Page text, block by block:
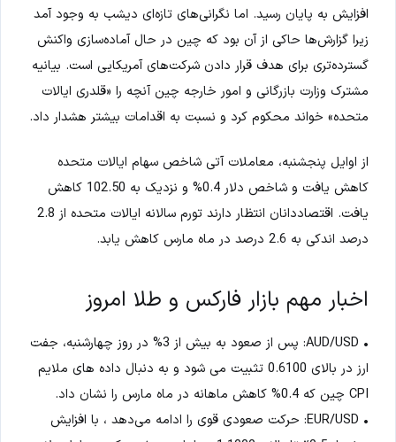
افزایش به پایان رسید. اما نگرانی‌های تازه‌ای دیشب به وجود آمد
زیرا گزارش‌ها حاکی از آن بود که چین در حال آماده‌سازی واکنش
گسترده‌تری برای هدف قرار دادن شرکت‌های آمریکایی است. بیانیه
مشترک وزارت بازرگانی و امور خارجه چین آنچه را «قلدری ایالات
متحده» خواند محکوم کرد و نسبت به اقدامات بیشتر هشدار داد.
از اوایل پنجشنبه، معاملات آتی شاخص سهام ایالات متحده
کاهش یافت و شاخص دلار 0.4% و نزدیک به 102.50 کاهش
یافت. اقتصاددانان انتظار دارند تورم سالانه ایالات متحده از 2.8
درصد اندکی به 2.6 درصد در ماه مارس کاهش یابد.
اخبار مهم بازار فارکس و طلا امروز
• AUD/USD: پس از صعود به بیش از 3% در روز چهارشنبه، جفت
ارز در بالای 0.6100 تثبیت می شود و به دنبال داده های ملایم
CPI چین که 0.4% کاهش ماهانه در ماه مارس را نشان داد.
• EUR/USD: حرکت صعودی قوی را ادامه می‌دهد ، با افزایش